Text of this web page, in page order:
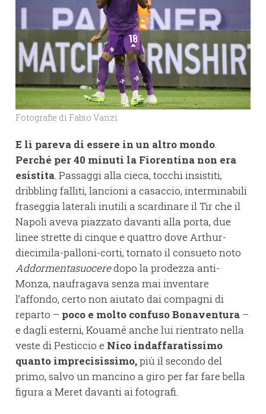
Fotografie di Fabio Vanzi
E lì pareva di essere in un altro mondo.
Perché per 40 minuti la Fiorentina non era
esistita. Passaggi alla cieca, tocchi insistiti,
dribbling falliti, lancioni a casaccio, interminabili
fraseggia laterali inutili a scardinare il Tir che il
Napoli aveva piazzato davanti alla porta, due
linee strette di cinque e quattro dove Arthur-
diecimila-palloni-corti, tornato il consueto noto
Addormentasuoceredopo la prodezza anti-
Monza, naufragava senza mai inventare
l’affondo, certo non aiutato dai compagni di
reparto – poco e molto confuso Bonaventura –
e dagli esterni, Kouamé anche lui rientrato nella
veste di Pesticcio e Nico indaffaratissimo
quanto imprecisissimo,più il secondo del
primo, salvo un mancino a giro per far fare bella
figura a Meret davanti ai fotografi.